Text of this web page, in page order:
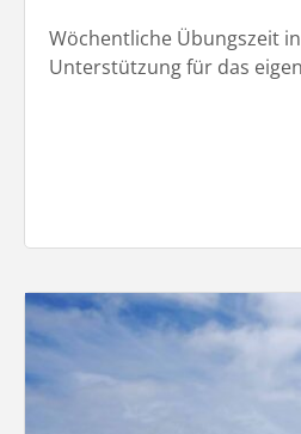
Wöchentliche Übungszeit
Unterstützung für das